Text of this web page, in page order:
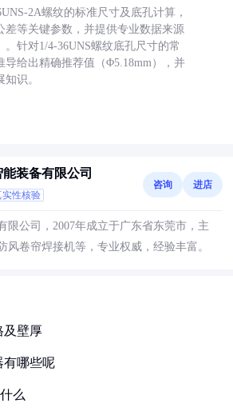
2A螺纹的标准尺寸及底孔计算，
差等关键参数，并提供专业数据来源
。针对1/4-36UNS螺纹底孔尺寸的常
导给出精确推荐值（Φ5.18mm），并
识。
装备有限公司
实性核验
咨询 进店
限公司，2007年成立于广东省东莞市，主
风卷帘焊接机等，专业权威，经验丰富。
及壁厚
有哪些呢
么